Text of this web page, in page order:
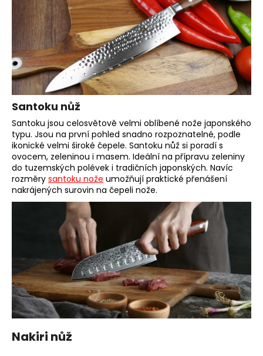
Santoku nůž
Santoku jsou celosvětově velmi oblíbené nože japonského
typu. Jsou na první pohled snadno rozpoznatelné, podle
ikonické velmi široké čepele. Santoku nůž si poradí s
ovocem, zeleninou i masem. Ideální na přípravu zeleniny
do tuzemských polévek i tradičních japonských. Navíc
rozměry santoku nože umožňují praktické přenášení
nakrájených surovin na čepeli nože.
Nakiri nůž